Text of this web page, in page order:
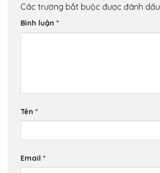
Các trường bắt buộc được đánh dấu
Bình luận *
Tên *
Email *